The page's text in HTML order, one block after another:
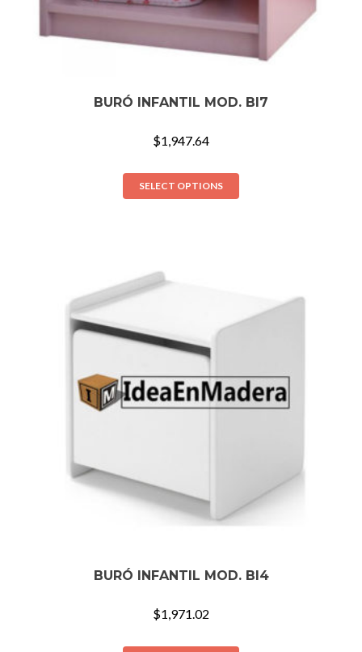
BURÓ INFANTIL MOD. BI7
$1,947.64
SELECT OPTIONS
BURÓ INFANTIL MOD. BI4
$1,971.02